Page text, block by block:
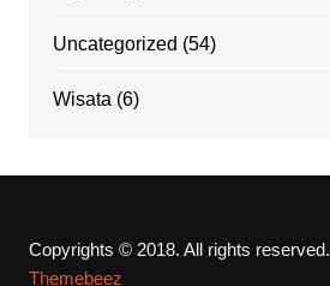
Uncategorized (54)
Wisata (6)
Copyrights © 2018. All rights reserved.
Themebeez